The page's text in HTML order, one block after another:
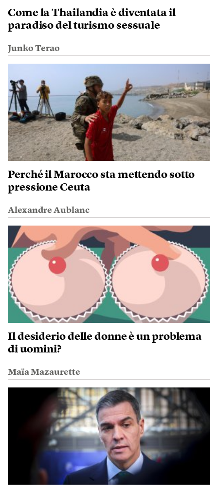
Come la Thailandia è diventata il
paradiso del turismo sessuale
Junko Terao
Perché il Marocco sta mettendo sotto
pressione Ceuta
Alexandre Aublanc
Il desiderio delle donne è un problema
di uomini?
Maïa Mazaurette